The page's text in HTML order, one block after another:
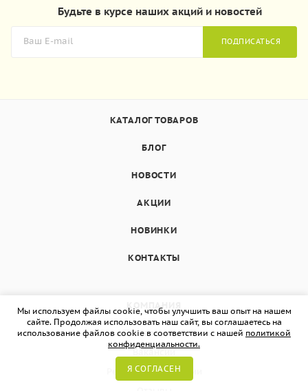
Будьте в курсе наших акций и новостей
ПОДПИСАТЬСЯ
КАТАЛОГ ТОВАРОВ
БЛОГ
НОВОСТИ
АКЦИИ
НОВИНКИ
КОНТАКТЫ
КОМПАНИЯ
Поставщикам
Вакансии
Реквизиты компании
Мы используем файлы cookie, чтобы улучшить ваш опыт на нашем
сайте. Продолжая использовать наш сайт, вы соглашаетесь на
использование файлов cookie в соответствии с нашей политикой
конфиденциальности.
Я СОГЛАСЕН